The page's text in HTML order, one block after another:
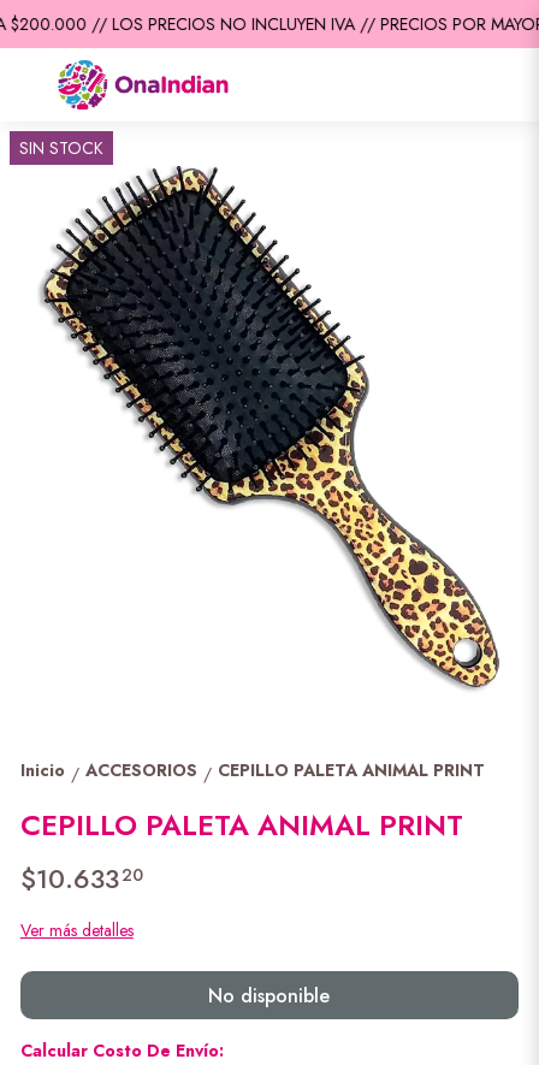
// LOS PRECIOS NO INCLUYEN IVA // PRECIOS POR
SIN STOCK
Inicio / ACCESORIOS / CEPILLO PALETA ANIMAL PRINT
CEPILLO PALETA ANIMAL PRINT
$10.63320
Ver más detalles
No disponible
Calcular Costo De Envío: